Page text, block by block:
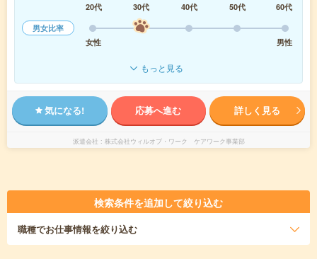
20代
30代 40代 50代
60代
男女比率
女性
男性
もっと見る
気になる! 応募へ進む 詳しく見る
派遣会社 株式会社ウィルオブ・ワーク ケアワーク事業部
検索条件を追加して絞り込む
職種でお仕事情報を絞り込む